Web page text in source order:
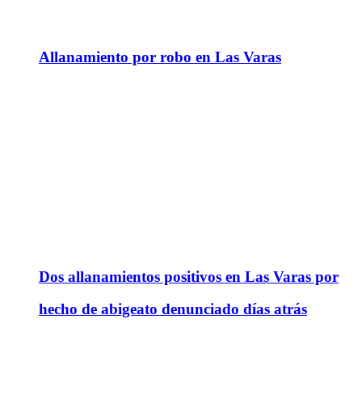
Allanamiento por robo en Las Varas
Dos allanamientos positivos en Las Varas por
hecho de abigeato denunciado días atrás